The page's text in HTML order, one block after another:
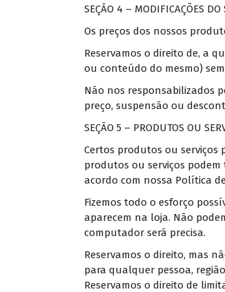
SEÇÃO 4 – MODIFICAÇÕES DO
Os preços dos nossos
Reservamos o direito de, a
ou conteúdo do mesmo)
Não nos responsabilizados
preço, suspensão ou
SEÇÃO 5 – PRODUTOS OU
Certos produtos ou serviços
produtos ou serviços
acordo com nossa Política
Fizemos todo o esforço
aparecem na loja. Não
computador será precisa.
Reservamos o direito, mas
para qualquer pessoa,
Reservamos o direito de